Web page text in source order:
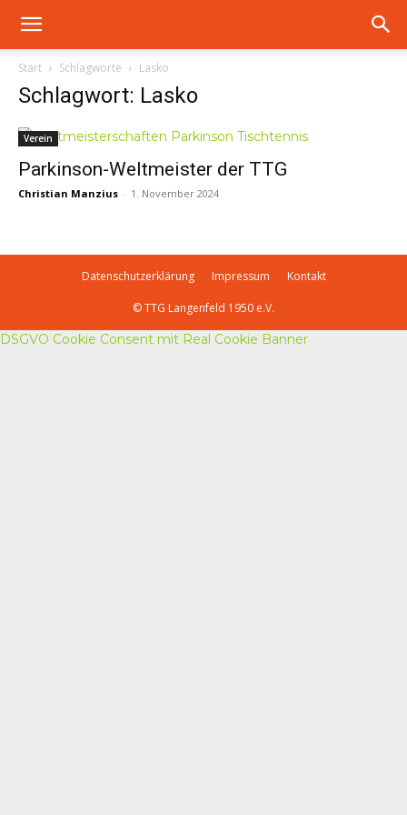
Start Schlagworte Lasko
Schlagwort: Lasko
Verein
Parkinson-Weltmeister der TTG
Christian Manzius - 1. November 2024
Datenschutzerklärung Impressum Kontakt
© TTG Langenfeld 1950 e.V.
DSGVO Cookie Consent mit Real Cookie Banner